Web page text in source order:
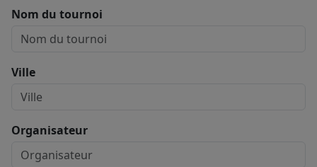
Nom du tournoi
Ville
Organisateur